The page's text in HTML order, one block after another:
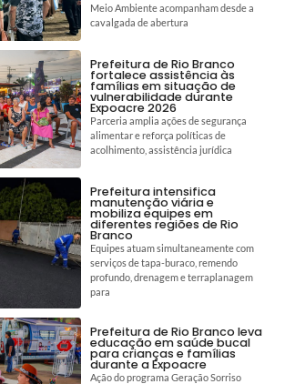
Meio Ambiente acompanham desde a
cavalgada de abertura
Prefeitura de Rio Branco
fortalece assistência às
famílias em situação de
vulnerabilidade durante
Expoacre 2026
Parceria amplia ações de segurança
alimentar e reforça políticas de
acolhimento, assistência jurídica
Prefeitura intensifica
manutenção viária e
mobiliza equipes em
diferentes regiões de Rio
Branco
Equipes atuam simultaneamente com
serviços de tapa-buraco, remendo
profundo, drenagem e terraplanagem
para
Prefeitura de Rio Branco leva
educação em saúde bucal
para crianças e famílias
durante a Expoacre
Ação do programa Geração Sorriso